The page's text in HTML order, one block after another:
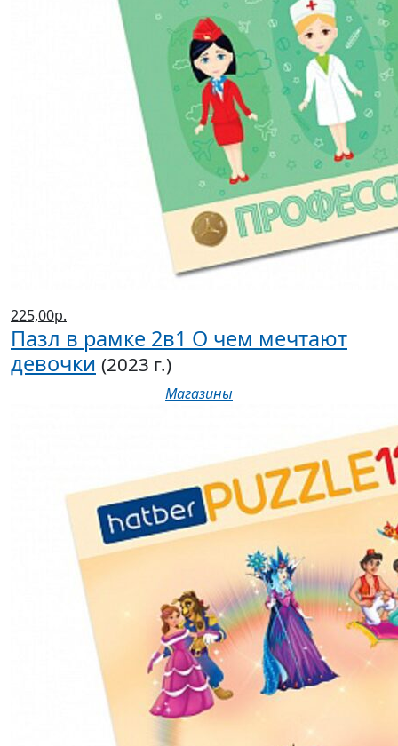
225,00р.
Пазл в рамке 2в1 О чем мечтают
девочки (2023 г.)
Магазины